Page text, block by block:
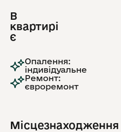
В
квартирі
є
Опалення:
індивідуальне
Ремонт:
євроремонт
Місцезнаходження